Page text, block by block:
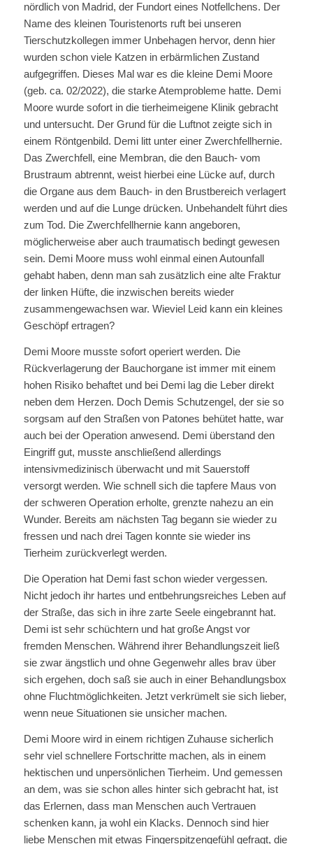
nördlich von Madrid, der Fundort eines Notfellchens. Der
Name des kleinen Touristenorts ruft bei unseren
Tierschutzkollegen immer Unbehagen hervor, denn hier
wurden schon viele Katzen in erbärmlichen Zustand
aufgegriffen. Dieses Mal war es die kleine Demi Moore
(geb. ca. 02/2022), die starke Atemprobleme hatte. Demi
Moore wurde sofort in die tierheimeigene Klinik gebracht
und untersucht. Der Grund für die Luftnot zeigte sich in
einem Röntgenbild. Demi litt unter einer Zwerchfellhernie.
Das Zwerchfell, eine Membran, die den Bauch- vom
Brustraum abtrennt, weist hierbei eine Lücke auf, durch
die Organe aus dem Bauch- in den Brustbereich verlagert
werden und auf die Lunge drücken. Unbehandelt führt dies
zum Tod. Die Zwerchfellhernie kann angeboren,
möglicherweise aber auch traumatisch bedingt gewesen
sein. Demi Moore muss wohl einmal einen Autounfall
gehabt haben, denn man sah zusätzlich eine alte Fraktur
der linken Hüfte, die inzwischen bereits wieder
zusammengewachsen war. Wieviel Leid kann ein kleines
Geschöpf ertragen?
Demi Moore musste sofort operiert werden. Die
Rückverlagerung der Bauchorgane ist immer mit einem
hohen Risiko behaftet und bei Demi lag die Leber direkt
neben dem Herzen. Doch Demis Schutzengel, der sie so
sorgsam auf den Straßen von Patones behütet hatte, war
auch bei der Operation anwesend. Demi überstand den
Eingriff gut, musste anschließend allerdings
intensivmedizinisch überwacht und mit Sauerstoff
versorgt werden. Wie schnell sich die tapfere Maus von
der schweren Operation erholte, grenzte nahezu an ein
Wunder. Bereits am nächsten Tag begann sie wieder zu
fressen und nach drei Tagen konnte sie wieder ins
Tierheim zurückverlegt werden.
Die Operation hat Demi fast schon wieder vergessen.
Nicht jedoch ihr hartes und entbehrungsreiches Leben auf
der Straße, das sich in ihre zarte Seele eingebrannt hat.
Demi ist sehr schüchtern und hat große Angst vor
fremden Menschen. Während ihrer Behandlungszeit ließ
sie zwar ängstlich und ohne Gegenwehr alles brav über
sich ergehen, doch saß sie auch in einer Behandlungsbox
ohne Fluchtmöglichkeiten. Jetzt verkrümelt sie sich lieber,
wenn neue Situationen sie unsicher machen.
Demi Moore wird in einem richtigen Zuhause sicherlich
sehr viel schnellere Fortschritte machen, als in einem
hektischen und unpersönlichen Tierheim. Und gemessen
an dem, was sie schon alles hinter sich gebracht hat, ist
das Erlernen, dass man Menschen auch Vertrauen
schenken kann, ja wohl ein Klacks. Dennoch sind hier
liebe Menschen mit etwas Fingerspitzengefühl gefragt, die